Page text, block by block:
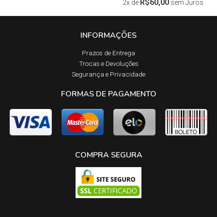
2x de R$60,00 sem Juros
INFORMAÇÕES
Prazos de Entrega​
Trocas e Devoluções​
Segurança e Privacidade
FORMAS DE PAGAMENTO
COMPRA SEGURA